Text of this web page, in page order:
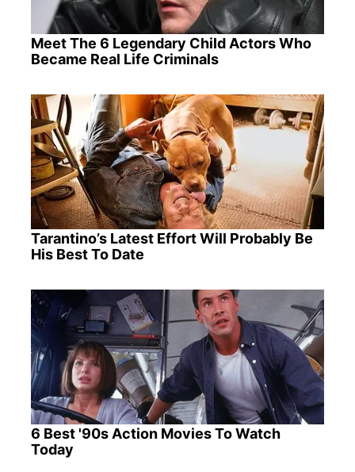
Meet The 6 Legendary Child Actors Who
Became Real Life Criminals
Tarantino’s Latest Effort Will Probably Be
His Best To Date
6 Best '90s Action Movies To Watch
Today